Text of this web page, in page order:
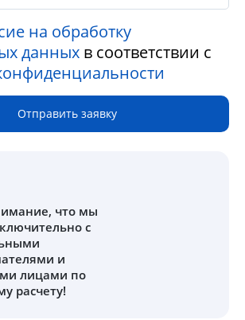
на обработку
данных в соответствии с
Отправить заявку
, что мы
с
и
лицами по
расчету!